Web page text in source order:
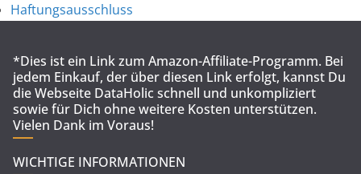
Haftungsausschluss
*Dies ist ein Link zum Amazon-Affiliate-Programm. Bei
jedem Einkauf, der über diesen Link erfolgt, kannst Du
die Webseite DataHolic schnell und unkompliziert
sowie für Dich ohne weitere Kosten unterstützen.
Vielen Dank im Voraus!
WICHTIGE INFORMATIONEN